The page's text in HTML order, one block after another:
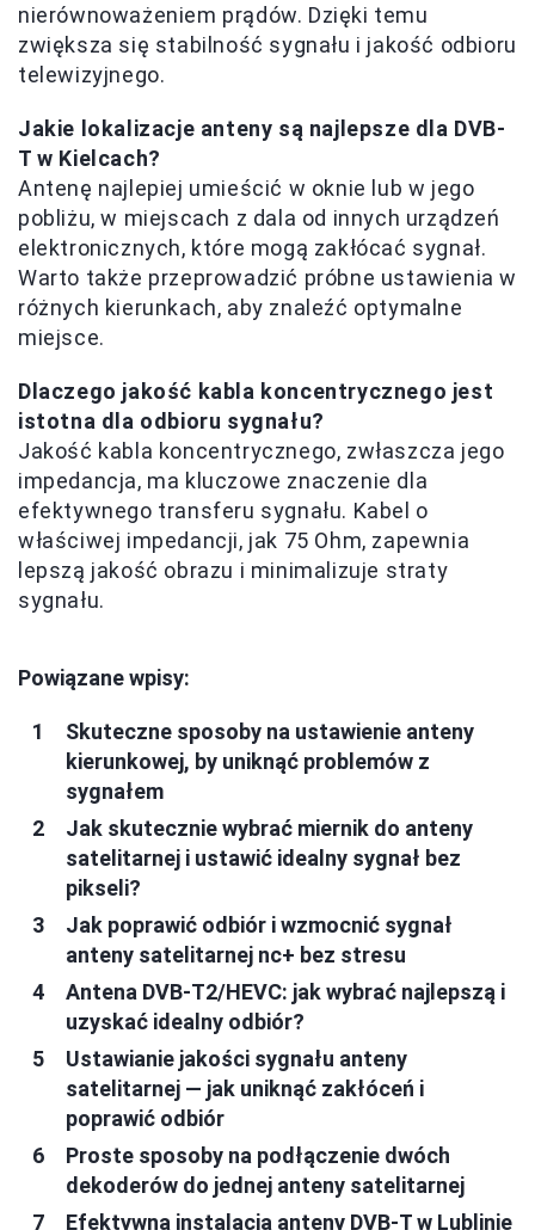
nierównoważeniem prądów. Dzięki temu
zwiększa się stabilność sygnału i jakość odbioru
telewizyjnego.
Jakie lokalizacje anteny są najlepsze dla DVB-
T w Kielcach?
Antenę najlepiej umieścić w oknie lub w jego
pobliżu, w miejscach z dala od innych urządzeń
elektronicznych, które mogą zakłócać sygnał.
Warto także przeprowadzić próbne ustawienia w
różnych kierunkach, aby znaleźć optymalne
miejsce.
Dlaczego jakość kabla koncentrycznego jest
istotna dla odbioru sygnału?
Jakość kabla koncentrycznego, zwłaszcza jego
impedancja, ma kluczowe znaczenie dla
efektywnego transferu sygnału. Kabel o
właściwej impedancji, jak 75 Ohm, zapewnia
lepszą jakość obrazu i minimalizuje straty
sygnału.
Powiązane wpisy:
Skuteczne sposoby na ustawienie anteny
kierunkowej, by uniknąć problemów z
sygnałem
Jak skutecznie wybrać miernik do anteny
satelitarnej i ustawić idealny sygnał bez
pikseli?
Jak poprawić odbiór i wzmocnić sygnał
anteny satelitarnej nc+ bez stresu
Antena DVB-T2/HEVC: jak wybrać najlepszą i
uzyskać idealny odbiór?
Ustawianie jakości sygnału anteny
satelitarnej — jak uniknąć zakłóceń i
poprawić odbiór
Proste sposoby na podłączenie dwóch
dekoderów do jednej anteny satelitarnej
Efektywna instalacja anteny DVB-T w Lublinie